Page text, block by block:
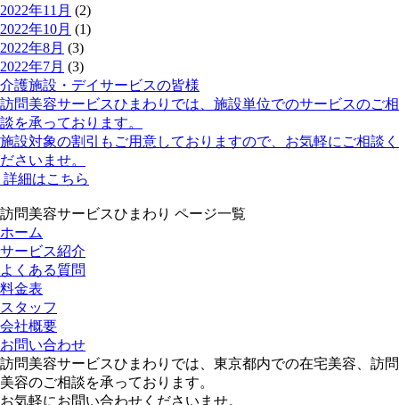
2022年11月 (2)
2022年10月 (1)
2022年8月 (3)
2022年7月 (3)
介護施設・デイサービスの皆様
訪問美容サービスひまわりでは、 施設単位でのサービスのご相
談を承っております。
施設対象の割引
もご用意しておりますので、お気軽にご相談く
ださいませ。
詳細はこちら
訪問美容サービスひまわり ページ一覧
ホーム
サービス紹介
よくある質問
料金表
スタッフ
会社概要
お問い合わせ
訪問美容サービスひまわりでは、東京都内での在宅美容、訪問
美容のご相談を承っております。
お気軽にお問い合わせくださいませ。